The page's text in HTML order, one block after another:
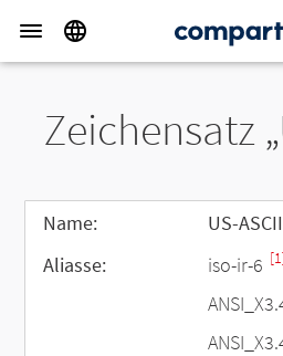
Zeichensatz
Name: US-ASCII
Aliasse: iso-ir-6